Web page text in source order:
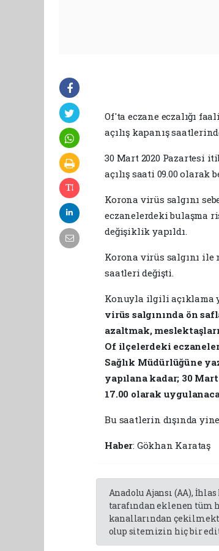
Of'ta eczane eczalığı
açılış kapanış
30 Mart 2020 Pazartesi
açılış saati 09.00
Korona virüs salgını
eczanelerdeki bulaşma
değişiklik yapıldı.
Korona virüs salgını ile
saatleri değişti.
Konuyla ilgili açıklama
virüs salgınında ön
azaltmak,
Of ilçelerdeki
Sağlık Müdürlüğüne
yapılana kadar; 30
17.00 olarak
Bu saatlerin dışında
Haber: Gökhan Karataş
Anadolu Ajansı (AA),
tarafından eklenen tüm
kanallarından
olup sitemizin hiç bir